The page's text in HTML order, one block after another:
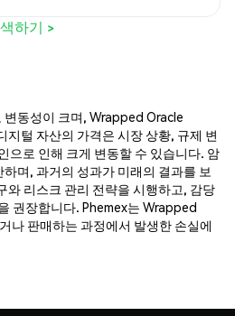
하기 >
동성이 크며, Wrapped Oracle
지털 자산의 가격은 시장 상황, 규제 변
으로 인해 크게 변동할 수 있습니다. 암
며, 과거의 성과가 미래의 결과를 보
와 리스크 관리 전략을 시행하고, 감당
권장합니다. Phemex는 Wrapped
나 판매하는 과정에서 발생한 손실에